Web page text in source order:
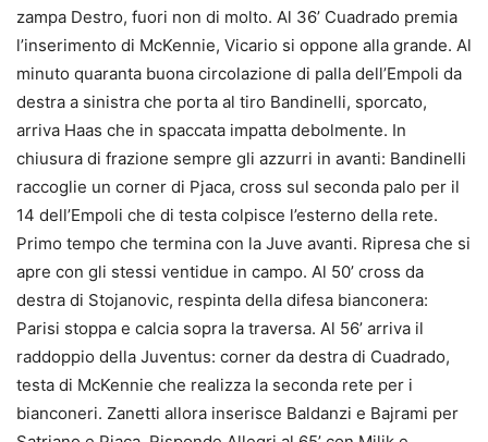
zampa Destro, fuori non di molto. Al 36’ Cuadrado premia
l’inserimento di McKennie, Vicario si oppone alla grande. Al
minuto quaranta buona circolazione di palla dell’Empoli da
destra a sinistra che porta al tiro Bandinelli, sporcato,
arriva Haas che in spaccata impatta debolmente. In
chiusura di frazione sempre gli azzurri in avanti: Bandinelli
raccoglie un corner di Pjaca, cross sul seconda palo per il
14 dell’Empoli che di testa colpisce l’esterno della rete.
Primo tempo che termina con la Juve avanti. Ripresa che si
apre con gli stessi ventidue in campo. Al 50’ cross da
destra di Stojanovic, respinta della difesa bianconera:
Parisi stoppa e calcia sopra la traversa. Al 56’ arriva il
raddoppio della Juventus: corner da destra di Cuadrado,
testa di McKennie che realizza la seconda rete per i
bianconeri. Zanetti allora inserisce Baldanzi e Bajrami per